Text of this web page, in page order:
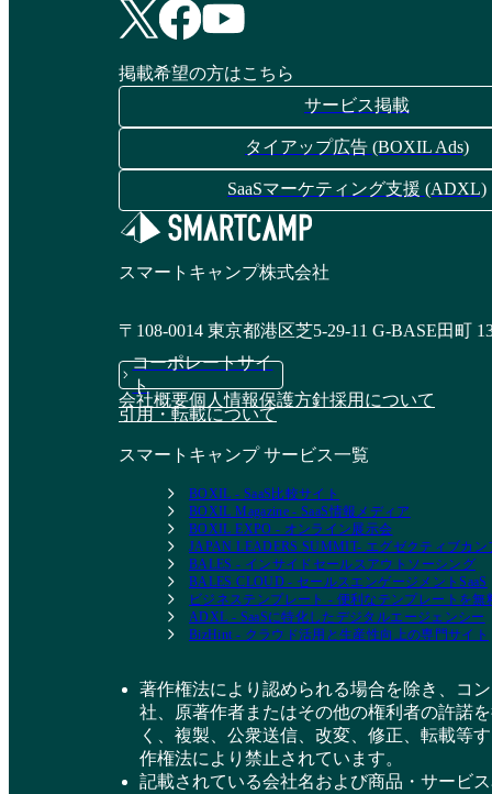
掲載希望の方はこちら
サービス掲載
タイアップ広告 (BOXIL Ads)
SaaSマーケティング支援 (ADXL)
スマートキャンプ株式会社
〒108-0014 東京都港区芝5-29-11 G-BASE田町
コーポレートサイ
ト
会社概要個人情報保護方針採用について
引用・転載について
スマートキャンプ サービス一覧
BOXIL - SaaS比較サイト
BOXIL Magazine - SaaS情報メディア
BOXIL EXPO - オンライン展示会
JAPAN LEADERS SUMMIT- エグゼクティブカン
BALES - インサイドセールスアウトソーシング
BALES CLOUD - セールスエンゲージメントSaaS
ビジネステンプレート - 便利なテンプレートを無
ADXL - SaaSに特化したデジタルエージェンシー
BizHint - クラウド活用と生産性向上の専門サイト
著作権法により認められる場合を除き、コ
社、原著作者またはその他の権利者の許諾
く、複製、公衆送信、改変、修正、転載等
作権法により禁止されています。
記載されている会社名および商品・サービ